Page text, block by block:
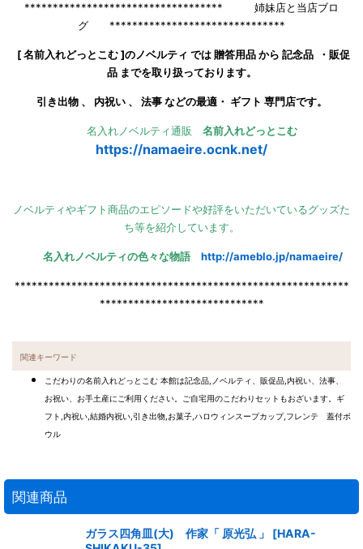
*********************************** 姉妹店と当店ブロ
グ *******************************
[ 名前入れどっとこむ ]のノベルティ では 贈答用品 から 記念品 ・販促
品 までを取り扱っております。
引き出物 、 内祝い 、 法事 などの最適・ ギフト 専門店です。
名入れノベルティ通販 名前入れどっとこむ
https://namaeire.ocnk.net/
ノベルティやギフト商品のエピソードや好評をいただいているグッズた
ち等を紹介しています。
名入れノベルティの色々な物語 http://ameblo.jp/namaeire/
***********************************************************
*****************************
関連キーワード
こだわりの名前入れどっとこむ 本館は記念品,ノベルティ、販促品,内祝い、法事、
お祝い、お手土産にご利用ください。ご自宅用のこだわりセットもおざいます。ギ
フト,内祝い,結婚内祝い,引き出物,お菓子,ハロウィンスープカップ,フレンテ 蓋付ボ
ウル
関連商品
ガラス四角皿(大) 作家「 原光弘 」 [HARA-